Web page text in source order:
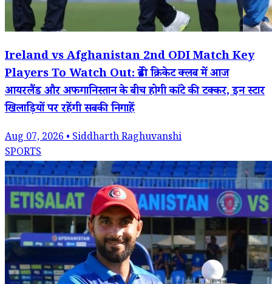
Ireland vs Afghanistan 2nd ODI Match Key
Players To Watch Out: ब्रेडी क्रिकेट क्लब में आज
आयरलैंड और अफगानिस्तान के बीच होगी कांटे की टक्कर, इन स्टार
खिलाड़ियों पर रहेंगी सबकी निगाहें
Aug 07, 2026 • Siddharth Raghuvanshi
SPORTS